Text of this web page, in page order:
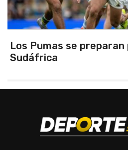
se preparan para